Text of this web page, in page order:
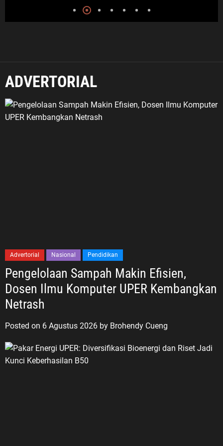
ADVERTORIAL
Advertorial Nasional Pendidikan
Pengelolaan Sampah Makin Efisien,
Dosen Ilmu Komputer UPER Kembangkan
Netrash
Posted on 6 Agustus 2026 by Brohendy Cueng